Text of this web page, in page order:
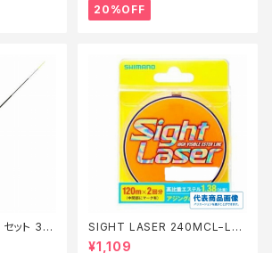
20%OFF
ット 36
SIGHT LASER 240MCL−L75
Q 橙 0.2【特価仕掛】【30】
¥1,109